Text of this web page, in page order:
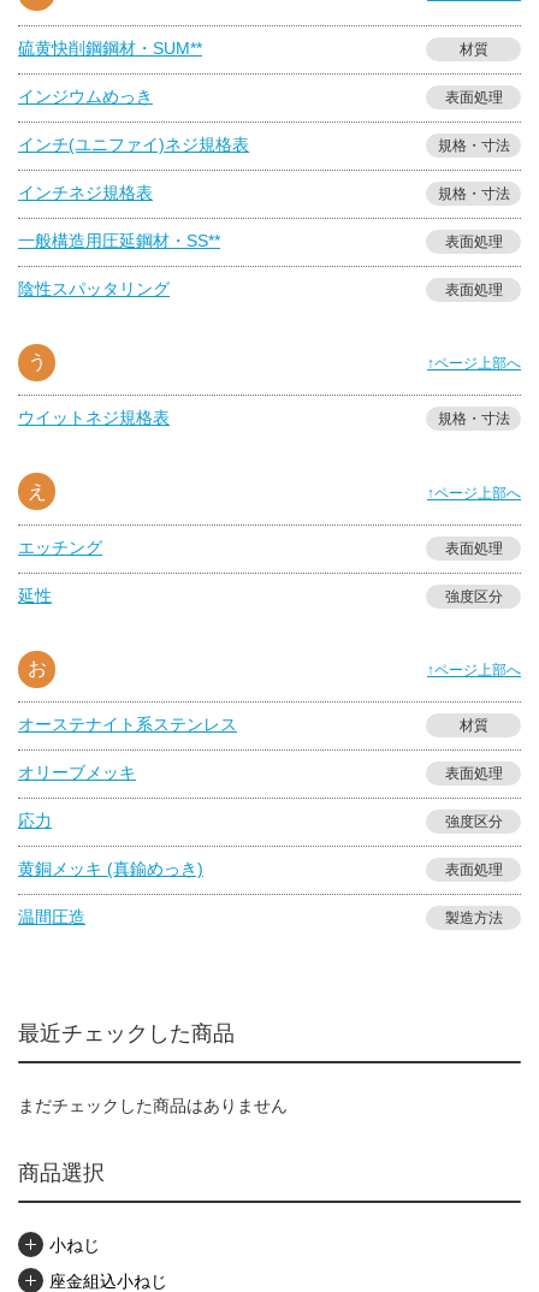
硫黄快削鋼鋼材・SUM** 材質
インジウムめっき 表面処理
インチ(ユニファイ)ネジ規格表 規格・寸法
インチネジ規格表 規格・寸法
一般構造用圧延鋼材・SS** 表面処理
陰性スパッタリング 表面処理
う ↑ページ上部へ
ウイットネジ規格表 規格・寸法
え ↑ページ上部へ
エッチング 表面処理
延性 強度区分
お ↑ページ上部へ
オーステナイト系ステンレス 材質
オリーブメッキ 表面処理
応力 強度区分
黄銅メッキ (真鍮めっき) 表面処理
温間圧造 製造方法
最近チェックした商品
まだチェックした商品はありません
商品選択
小ねじ
座金組込小ねじ